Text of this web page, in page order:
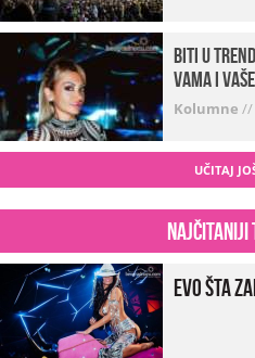
Biti u
vama i
Kolumne //
UČITAJ
Evo šta